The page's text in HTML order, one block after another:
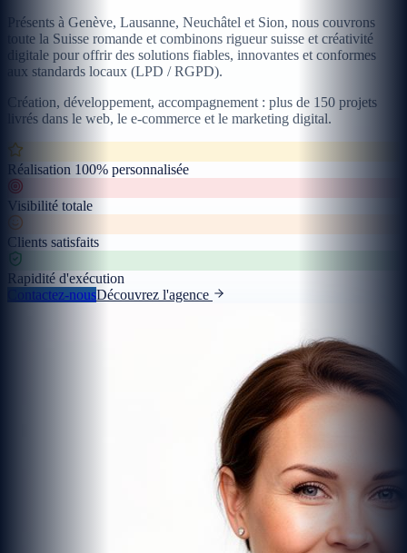
Présents à Genève, Lausanne, Neuchâtel et Sion, nous couvrons
toute la Suisse romande et combinons rigueur suisse et créativité
digitale pour offrir des solutions fiables, innovantes et conformes
aux standards locaux (LPD / RGPD).
Création, développement, accompagnement : plus de 150 projets
livrés dans le web, le e-commerce et le marketing digital.
Réalisation 100% personnalisée
Visibilité totale
Clients satisfaits
Rapidité d'exécution
Contactez-nousDécouvrez l'agence